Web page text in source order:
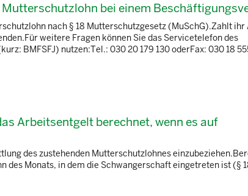
bei einem
nach § 18 Mutterschutzgesetz (MuSchG).Zahlt
weitere Fragen können Sie das Servicetelefon des
BMFSFJ) nutzen:Tel.: 030 20 179 130 oderFax: 030 18
Arbeitsentgelt berechnet, wenn es auf
des zustehenden Mutterschutzlohnes
Monats, in dem die Schwangerschaft eingetreten ist (§